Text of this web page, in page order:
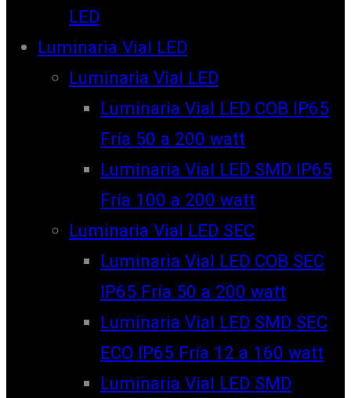
LED
Luminaria Vial LED
Luminaria Vial LED
Luminaria Vial LED COB IP65
Fría 50 a 200 watt
Luminaria Vial LED SMD IP65
Fría 100 a 200 watt
Luminaria Vial LED SEC
Luminaria Vial LED COB SEC
IP65 Fría 50 a 200 watt
Luminaria Vial LED SMD SEC
ECO IP65 Fría 12 a 160 watt
Luminaria Vial LED SMD